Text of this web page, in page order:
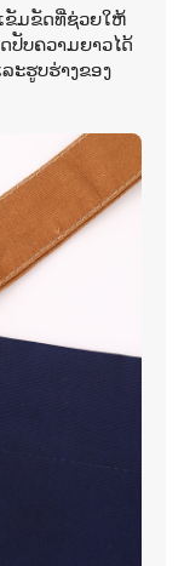
ຂັມຂັດທີ່ຊ່ວຍໃຫ້
ປັບຄວາມຍາວໄດ້
ະຮູບຮ່າງຂອງ